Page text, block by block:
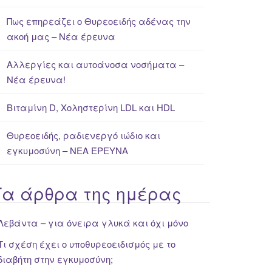
Πως επηρεάζει ο Θυρεοειδής αδένας την
ακοή μας – Νέα έρευνα
Αλλεργίες και αυτοάνοσα νοσήματα –
Νέα έρευνα!
Βιταμίνη D, Χοληστερίνη LDL και HDL
Θυρεοειδής, ραδιενεργό ιώδιο και
εγκυμοσύνη – ΝΕΑ ΈΡΕΥΝΑ
άρθρα της ημέρας
– για όνειρα γλυκά και όχι μόνο
σχέση έχει ο υποθυρεοειδισμός με το
στην εγκυμοσύνη;